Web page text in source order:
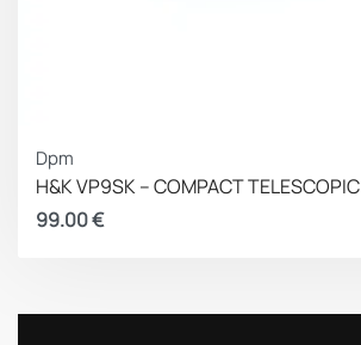
Dpm
H&K VP9SK – COMPACT TELESCOPIC
99.00€